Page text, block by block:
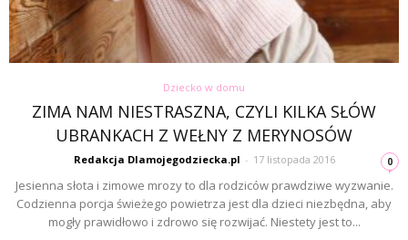
Dziecko w domu
ZIMA NAM NIESTRASZNA, CZYLI KILKA SŁÓW
UBRANKACH Z WEŁNY Z MERYNOSÓW
Redakcja Dlamojegodziecka.pl - 17 listopada 2016 0
Jesienna słota i zimowe mrozy to dla rodziców prawdziwe wyzwanie.
Codzienna porcja świeżego powietrza jest dla dzieci niezbędna, aby
mogły prawidłowo i zdrowo się rozwijać. Niestety jest to...